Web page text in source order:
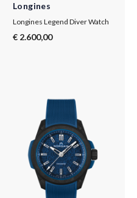
Longines
Longines Legend Diver Watch
€ 2.600,00